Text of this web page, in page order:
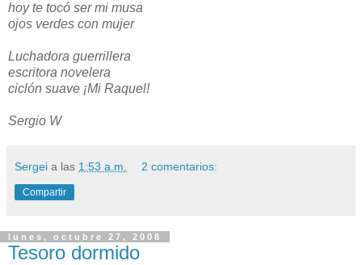
hoy te tocó ser mi musa
ojos verdes con mujer
Luchadora guerrillera
escritora novelera
ciclón suave ¡Mi Raquel!
Sergio W
Sergei a las 1:53 a.m. 2 comentarios:
Compartir
lunes, octubre 27, 2008
Tesoro dormido